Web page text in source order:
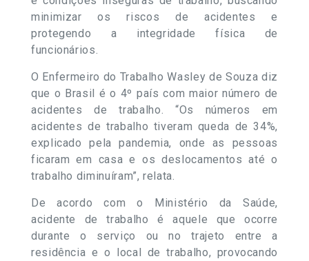
minimizar os riscos de acidentes e
protegendo a integridade física de
funcionários.
O Enfermeiro do Trabalho Wasley de Souza diz
que o Brasil é o 4º país com maior número de
acidentes de trabalho. “Os números em
acidentes de trabalho tiveram queda de 34%,
explicado pela pandemia, onde as pessoas
ficaram em casa e os deslocamentos até o
trabalho diminuíram”, relata.
De acordo com o Ministério da Saúde,
acidente de trabalho é aquele que ocorre
durante o serviço ou no trajeto entre a
residência e o local de trabalho, provocando